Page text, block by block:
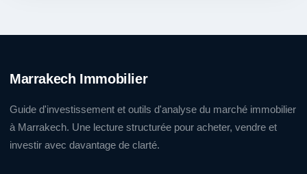
Marrakech Immobilier
Guide d'investissement et outils d'analyse du marché immobilier
à Marrakech. Une lecture structurée pour acheter, vendre et
investir avec davantage de clarté.